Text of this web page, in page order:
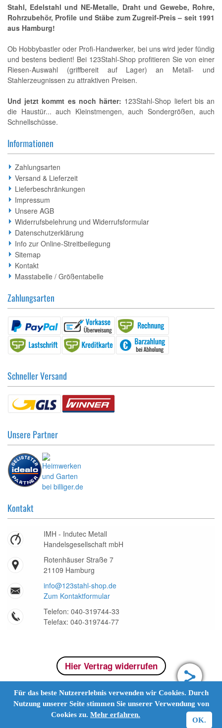
Für das beste Nutzererlebnis verwenden wir Cookies. Durch
Nutzung unserer Seite stimmen Sie unserer Verwendung von
Cookies zu. Mehr erfahren.
OK.
Stahl, Edelstahl und NE-Metalle, Draht und Gewebe, Rohre,
Rohrzubehör, Profile und Stäbe zum Zugreif-Preis – seit 1991
aus Hamburg!
Ob Hobbybastler oder Profi-Handwerker, bei uns wird jeder fündig
und bestens bedient! Bei 123Stahl-Shop profitieren Sie von einer
Riesen-Auswahl (griffbereit auf Lager) an Metall- und
Stahlerzeugnissen zu attraktiven Preisen.
Und jetzt kommt es noch härter: 123Stahl-Shop liefert bis an
die Haustür... auch Kleinstmengen, auch Sondergrößen, auch
Schnellschüsse.
Informationen
Zahlungsarten
Versand & Lieferzeit
Lieferbeschränkungen
Impressum
Unsere AGB
Widerrufsbelehrung und Widerrufsformular
Datenschutzerklärung
Info zur Online-Streitbeilegung
Sitemap
Kontakt
Masstabelle / Größentabelle
Zahlungsarten
Schneller Versand
Unsere Partner
Kontakt
IMH - Indutec Metall
Handelsgesellschaft mbH
Rotenhäuser Straße 7
21109 Hamburg
info@123stahl-shop.de
Zum Kontaktformular
Telefon: 040-319744-33
Telefax: 040-319744-77
Hier Vertrag widerrufen